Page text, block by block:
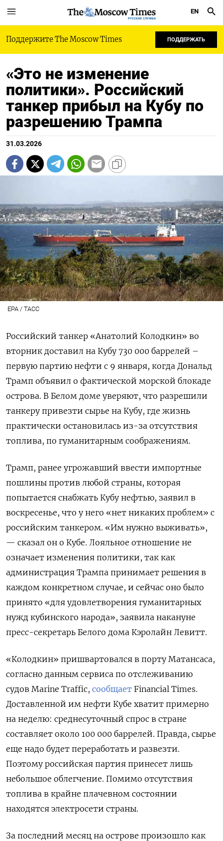
РУССКАЯ СЛУЖБА
EN
Поддержите The Moscow Times ПОДДЕРЖАТЬ
«Это не изменение
политики». Российский
танкер прибыл на Кубу по
разрешению Трампа
31.03.2026
EPA / ТАСС
Российский танкер «Анатолий Колодкин» во
вторник доставил на Кубу 730 000 баррелей –
первую партию нефти с 9 января, когда Дональд
Трамп объявил о фактической морской блокаде
острова. В Белом доме уверяют, что разрешили
танкеру привезти сырье на Кубу, где жизнь
практически остановилась из-за отсутствия
топлива, по гуманитарным соображениям.
Трамп, ранее угрожавший ввести импортные
пошлины против любой страны, которая
попытается снабжать Кубу нефтью, заявил в
воскресенье, что у него «нет никаких проблем» с
российским танкером. «Им нужно выживать»,
— сказал он о Кубе. Лояльное отношение не
означает изменения политики, так как
администрация Трампа принимает решения в
каждом конкретном случае, и сейчас оно было
принято «для удовлетворения гуманитарных
нужд кубинского народа», заявила накануне
пресс-секретарь Белого дома Кэролайн Левитт.
«Колодкин» пришвартовался в порту Матансаса,
согласно данным сервиса по отслеживанию
судов Marine Traffic, сообщает Financial Times.
Доставленной им нефти Кубе хватит примерно
на неделю: среднесуточный спрос в стране
составляет около 100 000 баррелей. Правда, сырье
еще надо будет переработать и развезти.
Поэтому российская партия принесет лишь
небольшое облегчение. Помимо отсутствия
топлива в крайне плачевном состоянии
находятся электросети страны.
За последний месяц на острове произошло как